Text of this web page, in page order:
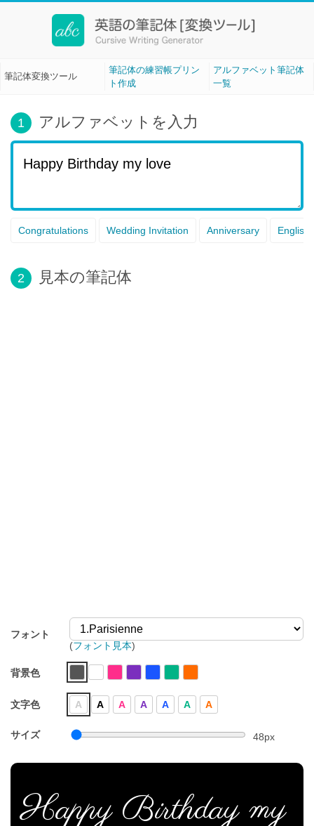
筆記体変換ツール[Cursive Writing]
筆記体変換ツール
筆記体の練習帳プリン
ト作成
アルファベット筆記体
一覧
1 アルファベットを入力
Congratulations Wedding Invitation Anniversary English
2 見本の筆記体
フォント
(フォント見本)
背景色
文字色 A A A A A A A
サイズ 48px